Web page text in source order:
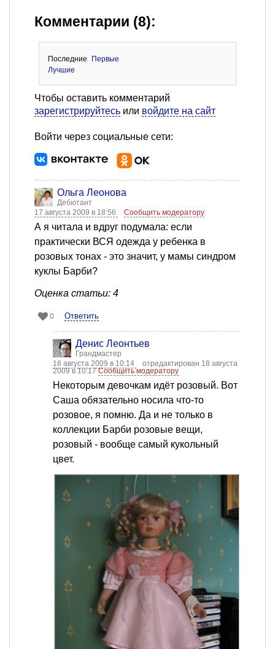
Комментарии (8):
Последние
Первые
Лучшие
Чтобы оставить комментарий
зарегистрируйтесь или войдите на сайт
Войти через социальные сети:
Ольга Леонова
Дебютант
17 августа 2009 в 18:56
Сообщить модератору
А я читала и вдруг подумала: если
практически ВСЯ одежда у ребенка в
розовых тонах - это значит, у мамы синдром
куклы Барби?
Оценка статьи: 4
0 Ответить
Денис Леонтьев
Грандмастер
18 августа 2009 в 10:14
отредактирован 18 августа
2009 в 10:17Сообщить модератору
Некоторым девочкам идёт розовый. Вот
Саша обязательно носила что-то
розовое, я помню. Да и не только в
коллекции Барби розовые вещи,
розовый - вообще самый кукольный
цвет.